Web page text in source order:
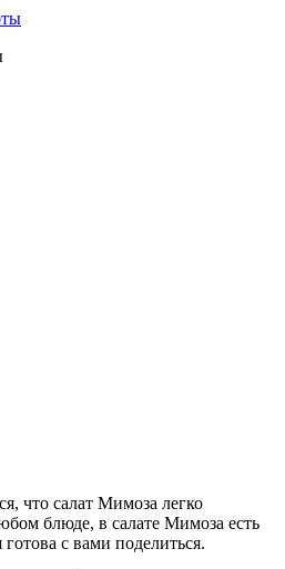
что салат Мимоза легко
блюде, в салате Мимоза есть
с вами поделиться.